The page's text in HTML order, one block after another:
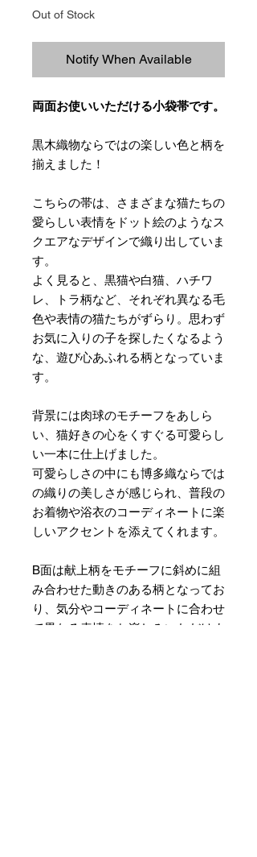
Out of Stock
Notify When Available
両面お使いいただける小袋帯です。
黒木織物ならではの楽しい色と柄を
揃えました！
こちらの帯は、さまざまな猫たちの
愛らしい表情をドット絵のようなス
クエアなデザインで織り出していま
す。
よく見ると、黒猫や白猫、ハチワ
レ、トラ柄など、それぞれ異なる毛
色や表情の猫たちがずらり。思わず
お気に入りの子を探したくなるよう
な、遊び心あふれる柄となっていま
す。
背景には肉球のモチーフをあしら
い、猫好きの心をくすぐる可愛らし
い一本に仕上げました。
可愛らしさの中にも博多織ならでは
の織りの美しさが感じられ、普段の
お着物や浴衣のコーディネートに楽
しいアクセントを添えてくれます。
B面は献上柄をモチーフに斜めに組
み合わせた動きのある柄となってお
り、気分やコーディネートに合わせ
て異なる表情をお楽しみいただけま